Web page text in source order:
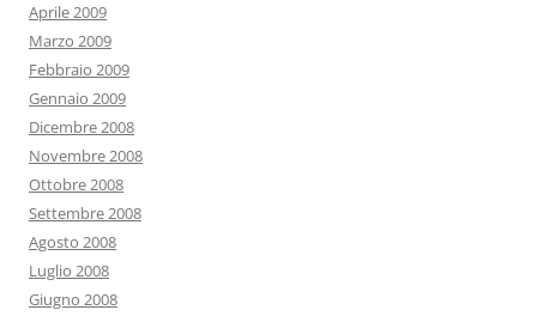
Aprile 2009
Marzo 2009
Febbraio 2009
Gennaio 2009
Dicembre 2008
Novembre 2008
Ottobre 2008
Settembre 2008
Agosto 2008
Luglio 2008
Giugno 2008